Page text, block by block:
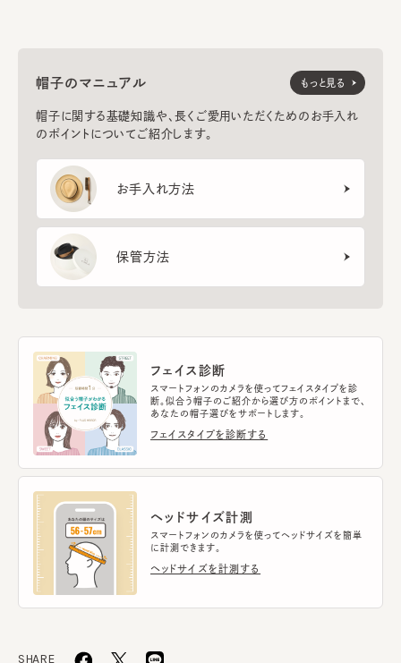
帽子のマニュアル
帽子に関する基礎知識や、長くご愛用いただくためのお手入れ
のポイントについてご紹介します。
お手入れ方法
保管方法
もっと見る
フェイス診断
スマートフォンのカメラを使ってフェイスタイプを診
断。似合う帽子のご紹介から選び方のポイントまで、
あなたの帽子選びをサポートします。
フェイスタイプを診断する
ヘッドサイズ計測
スマートフォンのカメラを使ってヘッドサイズを簡単
に計測できます。
ヘッドサイズを計測する
SHARE